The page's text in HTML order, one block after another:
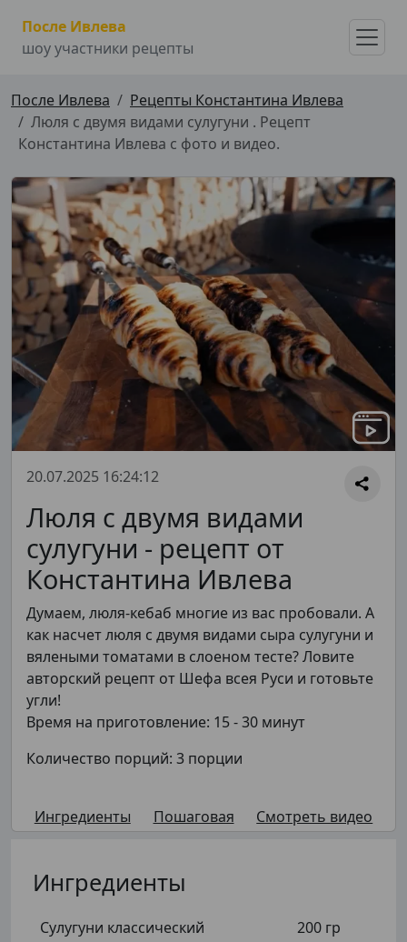
После Ивлева
шоу участники рецепты
После Ивлева
Рецепты Константина Ивлева
Люля с двумя видами сулугуни . Рецепт
Константина Ивлева с фото и видео.
20.07.2025 16:24:12
Люля с двумя видами
сулугуни - рецепт от
Константина Ивлева
Думаем, люля-кебаб многие из вас пробовали. А
как насчет люля с двумя видами сыра сулугуни и
вялеными томатами в слоеном тесте? Ловите
авторский рецепт от Шефа всея Руси и готовьте
угли!
Время на приготовление: 15 - 30 минут
Количество порций: 3 порции
Ингредиенты Пошаговая Смотреть видео
Ингредиенты
Сулугуни классический
200 гр